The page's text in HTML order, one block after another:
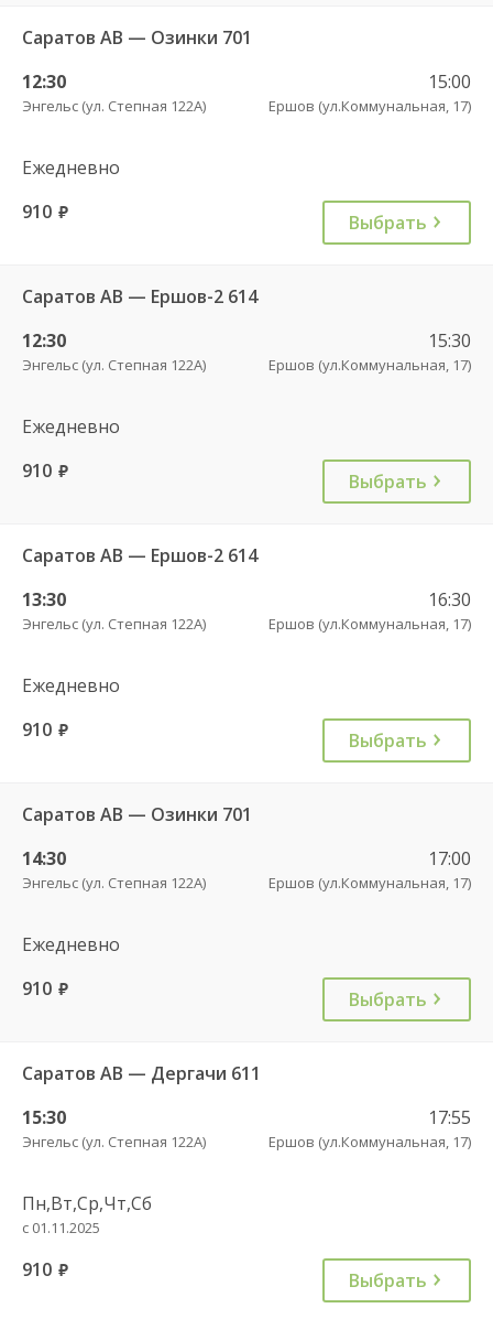
Саратов АВ — Озинки 701
12:30
Энгельс (ул. Степная 122А)
15:00
Ершов (ул.Коммунальная, 17)
Ежедневно
910 руб. Выбрать
Саратов АВ — Ершов-2 614
12:30
Энгельс (ул. Степная 122А)
15:30
Ершов (ул.Коммунальная, 17)
Ежедневно
910 руб. Выбрать
Саратов АВ — Ершов-2 614
13:30
Энгельс (ул. Степная 122А)
16:30
Ершов (ул.Коммунальная, 17)
Ежедневно
910 руб. Выбрать
Саратов АВ — Озинки 701
14:30
Энгельс (ул. Степная 122А)
17:00
Ершов (ул.Коммунальная, 17)
Ежедневно
910 руб. Выбрать
Саратов АВ — Дергачи 611
15:30
Энгельс (ул. Степная 122А)
17:55
Ершов (ул.Коммунальная, 17)
Пн,Вт,Ср,Чт,Сб
с 01.11.2025
910 руб. Выбрать